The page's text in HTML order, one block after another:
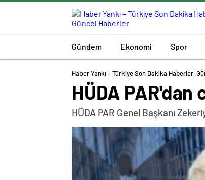
Gündem Ekonomi Spor
Haber Yankı – Türkiye Son Dakika Haberler,
HÜDA
HÜDA PAR Genel Başkanı